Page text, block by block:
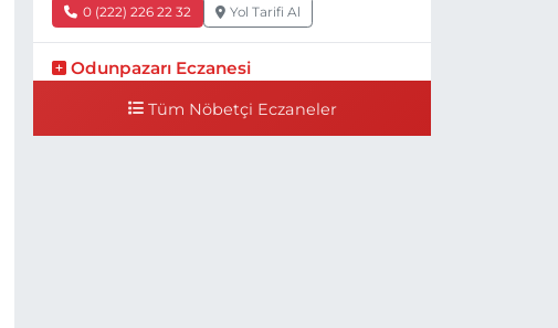
0 (222) 226 22 32 Yol Tarifi Al
Odunpazarı Eczanesi
NO:21 E TIP FAKÜLTESİ KARŞISI
Tüm Nöbetçi Eczaneler